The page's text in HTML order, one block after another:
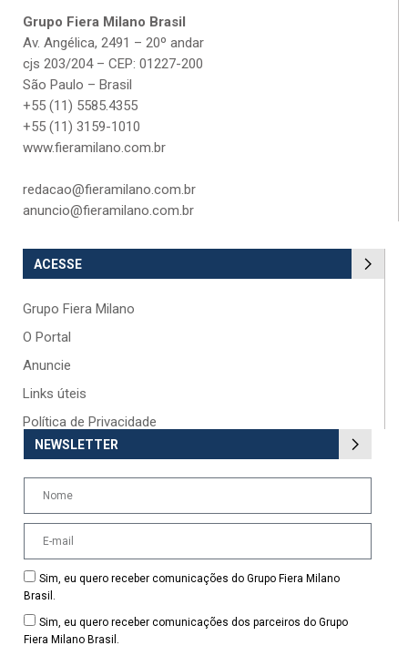
Grupo Fiera Milano Brasil
Av. Angélica, 2491 – 20º andar
cjs 203/204 – CEP: 01227-200
São Paulo – Brasil
+55 (11) 5585.4355
+55 (11) 3159-1010
www.fieramilano.com.br
redacao@fieramilano.com.br
anuncio@fieramilano.com.br
ACESSE
Grupo Fiera Milano
O Portal
Anuncie
Links úteis
Política de Privacidade
NEWSLETTER
Sim, eu quero receber comunicações do Grupo Fiera Milano
Brasil.
Sim, eu quero receber comunicações dos parceiros do Grupo
Fiera Milano Brasil.